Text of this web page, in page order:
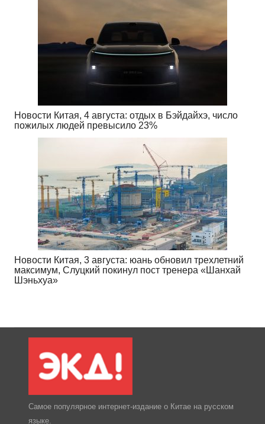
Новости Китая, 4 августа: отдых в Бэйдайхэ, число
пожилых людей превысило 23%
Новости Китая, 3 августа: юань обновил трехлетний
максимум, Слуцкий покинул пост тренера «Шанхай
Шэньхуа»
Самое популярное интернет-издание о Китае на русском
языке.